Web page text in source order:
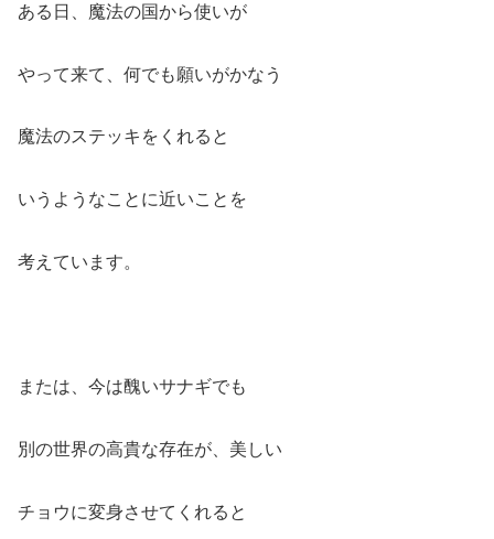
ある日、魔法の国から使いが
やって来て、何でも願いがかなう
魔法のステッキをくれると
いうようなことに近いことを
考えています。
または、今は醜いサナギでも
別の世界の高貴な存在が、美しい
チョウに変身させてくれると